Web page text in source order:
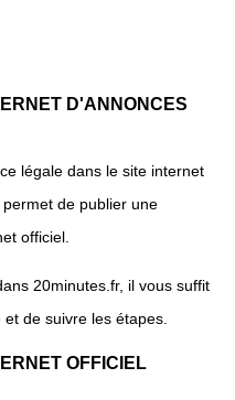
D'ANNONCES
légale dans le site internet
de publier une
officiel.
20minutes.fr, il vous suffit
de suivre les étapes.
OFFICIEL